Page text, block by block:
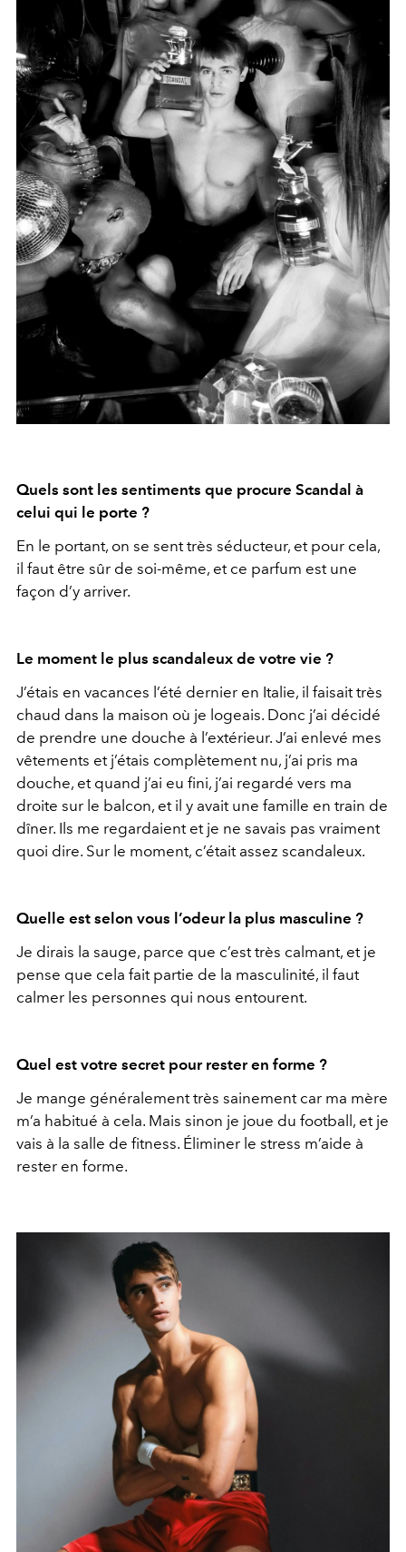
Quels sont les sentiments que procure Scandal à
celui qui le porte ?
En le portant, on se sent très séducteur, et pour cela,
il faut être sûr de soi-même, et ce parfum est une
façon d’y arriver.
Le moment le plus scandaleux de votre vie ?
J’étais en vacances l’été dernier en Italie, il faisait très
chaud dans la maison où je logeais. Donc j’ai décidé
de prendre une douche à l’extérieur. J’ai enlevé mes
vêtements et j’étais complètement nu, j’ai pris ma
douche, et quand j’ai eu fini, j’ai regardé vers ma
droite sur le balcon, et il y avait une famille en train de
dîner. Ils me regardaient et je ne savais pas vraiment
quoi dire. Sur le moment, c’était assez scandaleux.
Quelle est selon vous l’odeur la plus masculine ?
Je dirais la sauge, parce que c’est très calmant, et je
pense que cela fait partie de la masculinité, il faut
calmer les personnes qui nous entourent.
Quel est votre secret pour rester en forme ?
Je mange généralement très sainement car ma mère
m’a habitué à cela. Mais sinon je joue du football, et je
vais à la salle de fitness. Éliminer le stress m’aide à
rester en forme.